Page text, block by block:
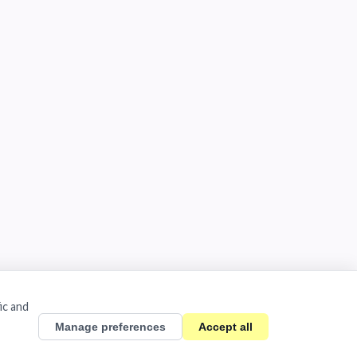
and
Manage preferences Accept all